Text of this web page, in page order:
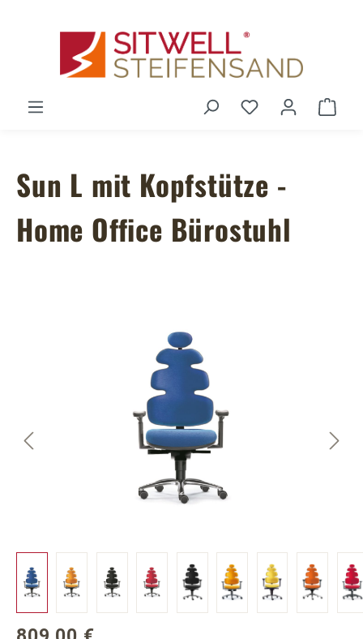
Du hast 0
Sun L mit Kopfstütze -
Home Office Bürostuhl
Bildergalerie überspringen
Regulärer Preis: